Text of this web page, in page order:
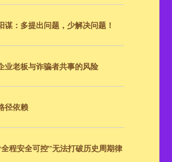
谋：多提出问题，少解决问题！
业老板与诈骗者共事的风险
径依赖
程安全可控”无法打破历史周期律